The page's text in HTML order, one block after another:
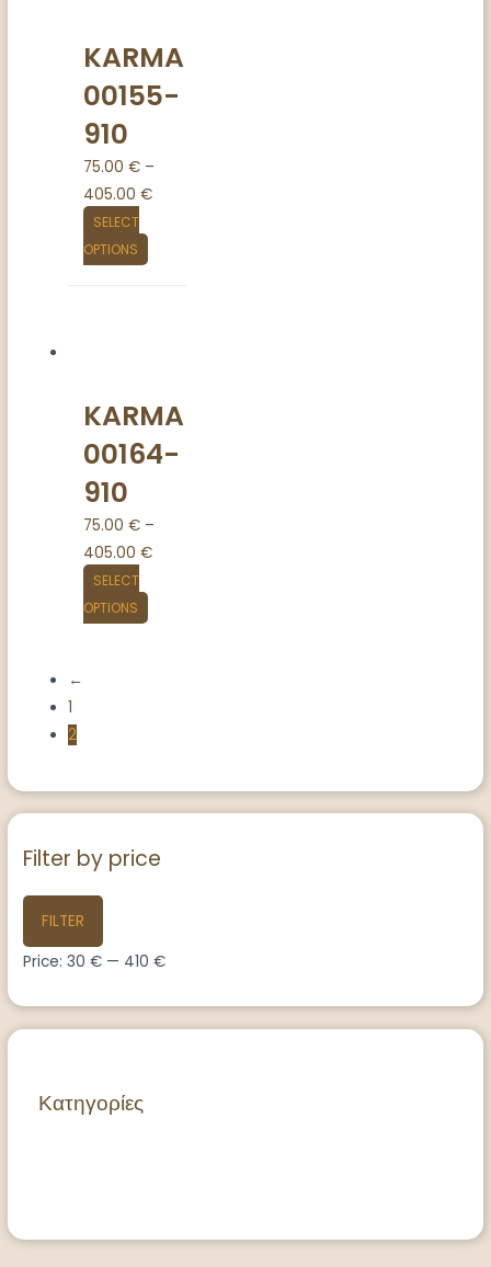
Filter by price
FILTER
Price:30 € — 410 €
Κατηγορίες
KARMA
00155-
910
75.00 €–
405.00 €
SELECT
OPTIONS
KARMA
00164-
910
75.00 €–
405.00 €
SELECT
OPTIONS
←
1
2